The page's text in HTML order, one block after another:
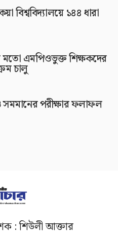
বিশ্ববিদ্যালয়ে ১৪৪ ধারা
মতো এমপিওভুক্ত শিক্ষকদের
চালু
পরীক্ষার ফলাফল
: শিউলী আক্তার